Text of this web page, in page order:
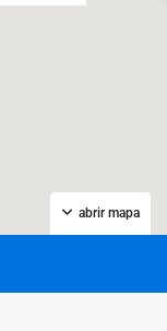
abrir mapa